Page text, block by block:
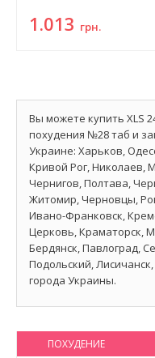
1.013 грн.
Вы можете купить XLS
похудения №28 таб и
Украине: Харьков,
Кривой Рог, Николаев,
Чернигов, Полтава,
Житомир, Черновцы,
Ивано-Франковск,
Церковь, Краматорск,
Бердянск, Павлоград,
Подольский,
города Украины.
ПОХУДЕНИЕ